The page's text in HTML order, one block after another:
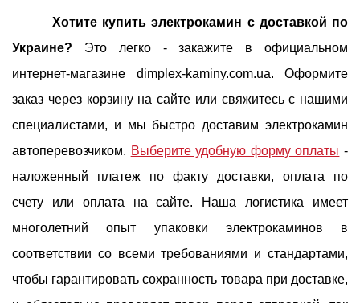
Хотите купить электрокамин с доставкой по
Украине? Это легко - закажите в официальном
интернет-магазине dimplex-kaminy.com.ua. Оформите
заказ через корзину на сайте или свяжитесь с нашими
специалистами, и мы быстро доставим электрокамин
автоперевозчиком. Выберите удобную форму оплаты -
наложенный платеж по факту доставки, оплата по
счету или оплата на сайте. Наша логистика имеет
многолетний опыт упаковки электрокаминов в
соответствии со всеми требованиями и стандартами,
чтобы гарантировать сохранность товара при доставке,